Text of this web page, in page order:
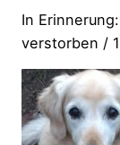
In
verstorben /